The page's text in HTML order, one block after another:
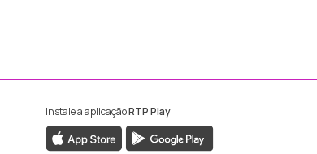
RTP Madeira
da RTP Madeira
Instale a aplicaçãoRTP Play